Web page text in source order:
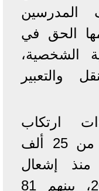
المدرسين
الحق في
الشخصية،
والتعبير
ارتكاب
المليشيات الحوثية أكثر من 25 ألف
منذ إشعال
الحرب في صيف 2014، بينهم 81